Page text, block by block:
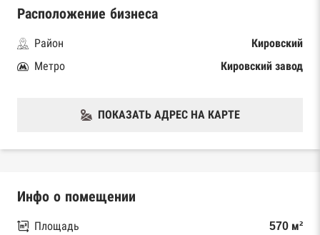
Расположение бизнеса
Район
Кировский
Метро
Кировский завод
ПОКАЗАТЬ АДРЕС НА КАРТЕ
Инфо о помещении
Площадь
570 м²